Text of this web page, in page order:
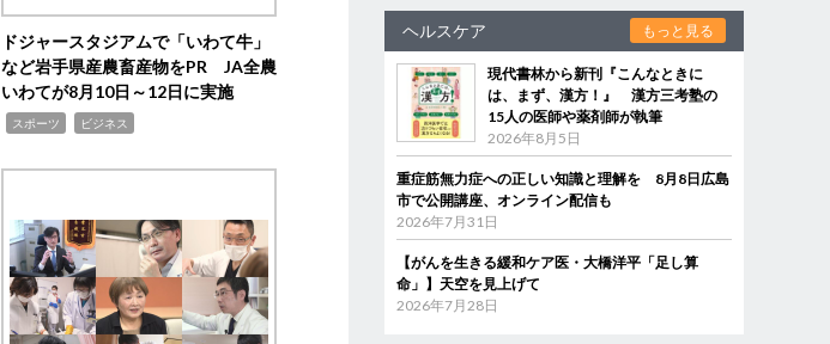
ドジャースタジアムで「いわて牛」
など岩手県産農畜産物をPR JA全農
いわてが8月10日～12日に実施
スポーツ ビジネス
ヘルスケア もっと見る
現代書林から新刊『こんなときに
は、まず、漢方！』 漢方三考塾の
15人の医師や薬剤師が執筆
2026年8月5日
重症筋無力症への正しい知識と理解を 8月8日広島
市で公開講座、オンライン配信も
2026年7月31日
【がんを生きる緩和ケア医・大橋洋平「足し算
命」】天空を見上げて
2026年7月28日